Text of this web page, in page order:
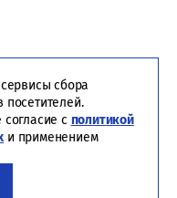
сбора
посетителей.
с политикой
и применением